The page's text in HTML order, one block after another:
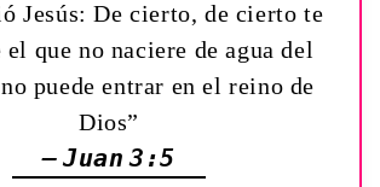
Jesús: De cierto, de cierto te
que no naciere de agua del
puede entrar en el reino de
Dios”
— Juan 3:5